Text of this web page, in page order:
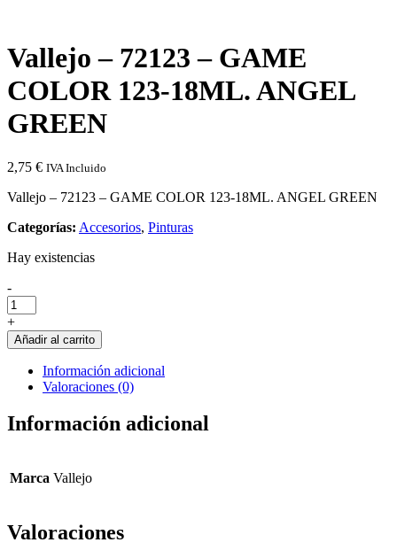
Vallejo – 72123 – GAME
COLOR 123-18ML. ANGEL
GREEN
2,75 € IVA Incluido
Vallejo – 72123 – GAME COLOR 123-18ML. ANGEL GREEN
Categorías: Accesorios, Pinturas
Hay existencias
Cantidad
de
Vallejo
-
72123
GAME
COLOR
123-
18ML.
-
+
Añadir al carrito
Información adicional
Valoraciones (0)
Información adicional
Marca Vallejo
Valoraciones